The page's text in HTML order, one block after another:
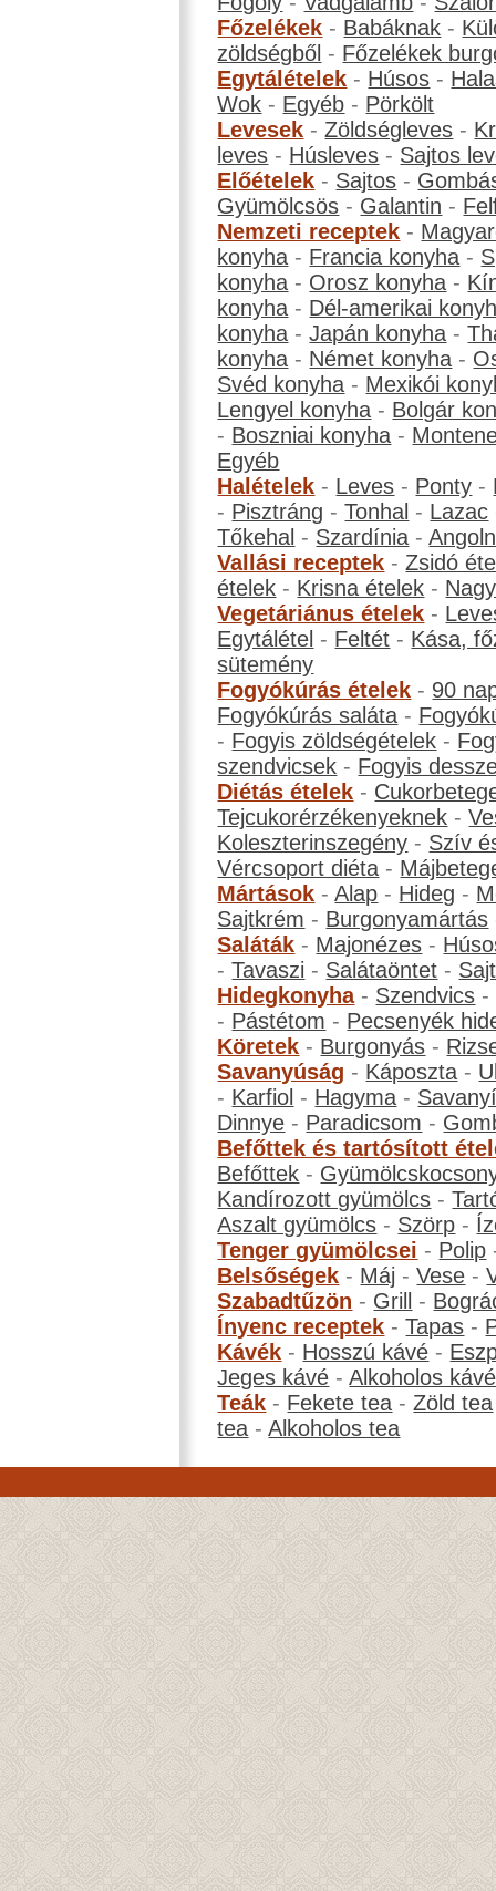
Főzelékek - Babáknak -
zöldségből - Főzelékek
Egytálételek - Húsos -
Wok - Egyéb - Pörkölt
Levesek -Zöldségleves -
leves - Húsleves - Sajtos
Előételek - Sajtos -
Gyümölcsös - Galantin -
Nemzeti receptek -
konyha - Francia konyha -
konyha - Orosz konyha -
konyha - Dél-amerikai
konyha -Japán konyha -
konyha - Német konyha -
Svéd konyha - Mexikói
Lengyel konyha - Bolgár
- Boszniai konyha -
Egyéb
Halételek - Leves - Ponty -
- Pisztráng -Tonhal - Lazac
Tőkehal - Szardínia -
Vallási receptek -Zsidó
ételek - Krisna ételek -
Vegetáriánus ételek -
Egytálétel - Feltét - Kása,
sütemény
Fogyókúrás ételek - 90
Fogyókúrás saláta -
- Fogyis zöldségételek -
szendvicsek - Fogyis
Diétás ételek -
Tejcukorérzékenyeknek -
Koleszterinszegény - Szív
Vércsoport diéta -
Mártások -Alap - Hideg -
Sajtkrém - Burgonyamártás
Saláták - Majonézes -
-Tavaszi - Salátaöntet -
Hidegkonyha- Szendvics -
- Pástétom - Pecsenyék
Köretek - Burgonyás -
Savanyúság - Káposzta -
- Karfiol - Hagyma -
Dinnye - Paradicsom -
Befőttek és tartósított
Befőttek -
Kandírozott gyümölcs -
Aszalt gyümölcs - Szörp -
Tenger gyümölcsei - Polip
Belsőségek - Máj -Vese -
Szabadtűzön - Grill -
Ínyenc receptek -Tapas -
Kávék - Hosszú kávé -
Jeges kávé -Alkoholos kávé
Teák - Fekete tea -Zöld tea
tea -Alkoholos tea